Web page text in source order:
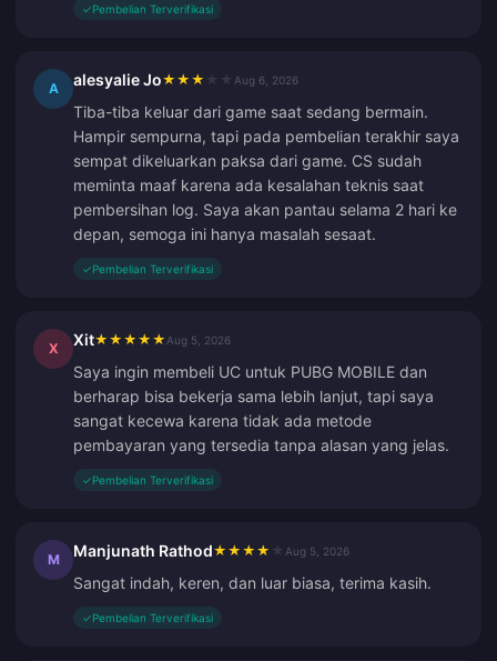
✓Pembelian Terverifikasi
A alesyalie Jo★ ★ ★ Aug 6, 2026
Tiba-tiba keluar dari game saat sedang bermain.
Hampir sempurna, tapi pada pembelian terakhir saya
sempat dikeluarkan paksa dari game. CS sudah
meminta maaf karena ada kesalahan teknis saat
pembersihan log. Saya akan pantau selama 2 hari ke
depan, semoga ini hanya masalah sesaat.
✓Pembelian Terverifikasi
X Xit★ ★ ★ ★ ★ Aug 5, 2026
Saya ingin membeli UC untuk PUBG MOBILE dan
berharap bisa bekerja sama lebih lanjut, tapi saya
sangat kecewa karena tidak ada metode
pembayaran yang tersedia tanpa alasan yang jelas.
✓Pembelian Terverifikasi
M Manjunath Rathod★ ★ ★ ★ Aug 5, 2026
Sangat indah, keren, dan luar biasa, terima kasih.
✓Pembelian Terverifikasi